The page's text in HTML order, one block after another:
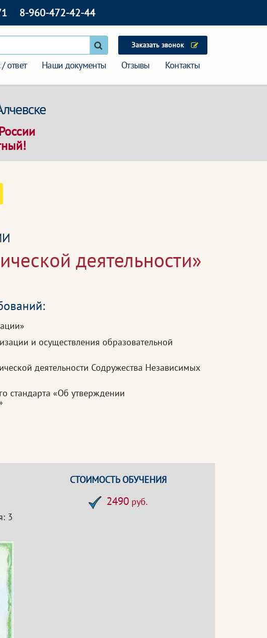
8-960-472-42-44
Заказать звонок
ответ Наши документы Отзывы Контакты
деятельности»
и осуществления образовательной
деятельности Содружества Независимых
стандарта «Об утверждении
3
СТОИМОСТЬ ОБУЧЕНИЯ
2490 руб.